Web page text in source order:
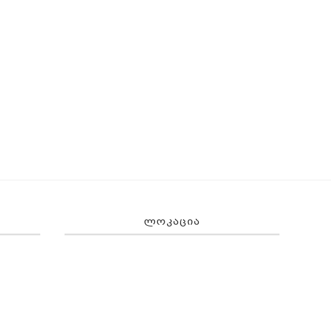
ᲚᲝᲙᲐᲪᲘᲐ